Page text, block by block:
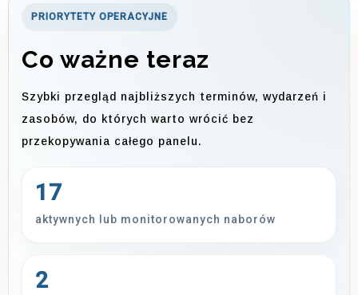
PRIORYTETY OPERACYJNE
Co ważne teraz
Szybki przegląd najbliższych terminów, wydarzeń i
zasobów, do których warto wrócić bez
przekopywania całego panelu.
17
aktywnych lub monitorowanych naborów
2